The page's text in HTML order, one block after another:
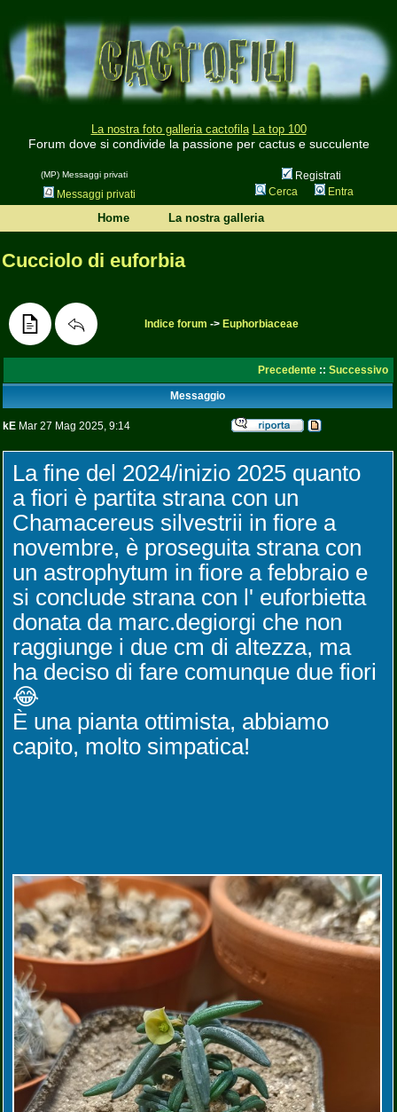
La nostra foto galleria cactofila La top 100
Forum dove si condivide la passione per cactus e succulente
(MP) Messaggi privati
Registrati
Messaggi privati
Cerca Entra
Home La nostra galleria
Cucciolo di euforbia
Indice forum -> Euphorbiaceae
Precedente :: Successivo
Messaggio
kE Mar 27 Mag 2025, 9:14
La fine del 2024/inizio 2025 quanto
a fiori è partita strana con un
Chamacereus silvestrii in fiore a
novembre, è proseguita strana con
un astrophytum in fiore a febbraio e
si conclude strana con l' euforbietta
donata da marc.degiorgi che non
raggiunge i due cm di altezza, ma
ha deciso di fare comunque due fiori
😂
È una pianta ottimista, abbiamo
capito, molto simpatica!